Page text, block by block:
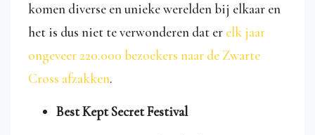
komen diverse en unieke werelden bij elkaar en
het is dus niet te verwonderen dat er elk jaar
ongeveer 220.000 bezoekers naar de Zwarte
Cross afzakken.
Best Kept Secret Festival